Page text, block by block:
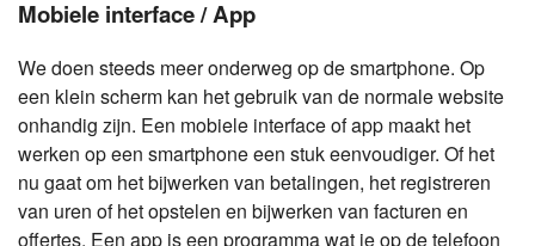
Mobiele interface / App
We doen steeds meer onderweg op de smartphone. Op
een klein scherm kan het gebruik van de normale website
onhandig zijn. Een mobiele interface of app maakt het
werken op een smartphone een stuk eenvoudiger. Of het
nu gaat om het bijwerken van betalingen, het registreren
van uren of het opstelen en bijwerken van facturen en
offertes. Een app is een programma wat je op de telefoon